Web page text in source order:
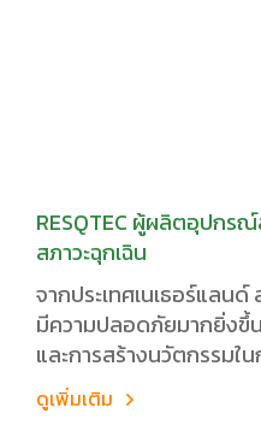
RESQTEC ผู้ผลิตอุปกร
สภาวะฉุกเฉิน
จากประเทศเนเธอร์แล
มีความปลอดภัยมากยิ่ง
และการสร้างนวัตกรรม
ดูเพิ่มเติม